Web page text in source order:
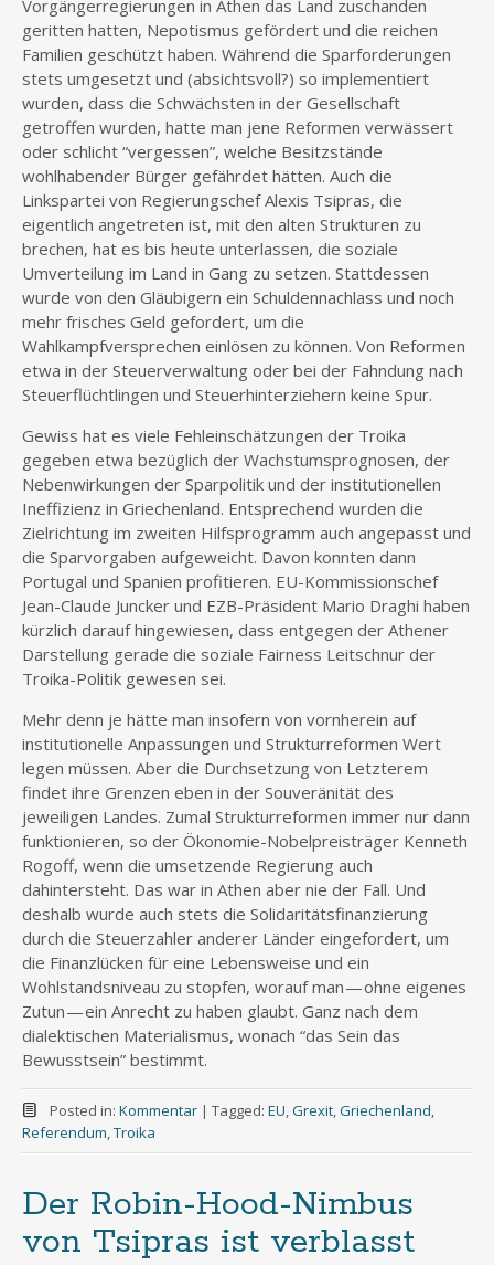
Vorgängerregierungen in Athen das Land zuschanden
geritten hatten, Nepotismus gefördert und die reichen
Familien geschützt haben. Während die Sparforderungen
stets umgesetzt und (absichtsvoll?) so implementiert
wurden, dass die Schwächsten in der Gesellschaft
getroffen wurden, hatte man jene Reformen verwässert
oder schlicht “vergessen”, welche Besitzstände
wohlhabender Bürger gefährdet hätten. Auch die
Linkspartei von Regierungschef Alexis Tsipras, die
eigentlich angetreten ist, mit den alten Strukturen zu
brechen, hat es bis heute unterlassen, die soziale
Umverteilung im Land in Gang zu setzen. Stattdessen
wurde von den Gläubigern ein Schuldennachlass und noch
mehr frisches Geld gefordert, um die
Wahlkampfversprechen einlösen zu können. Von Reformen
etwa in der Steuerverwaltung oder bei der Fahndung nach
Steuerflüchtlingen und Steuerhinterziehern keine Spur.
Gewiss hat es viele Fehleinschätzungen der Troika
gegeben etwa bezüglich der Wachstumsprognosen, der
Nebenwirkungen der Sparpolitik und der institutionellen
Ineffizienz in Griechenland. Entsprechend wurden die
Zielrichtung im zweiten Hilfsprogramm auch angepasst und
die Sparvorgaben aufgeweicht. Davon konnten dann
Portugal und Spanien profitieren. EU-Kommissionschef
Jean-Claude Juncker und EZB-Präsident Mario Draghi haben
kürzlich darauf hingewiesen, dass entgegen der Athener
Darstellung gerade die soziale Fairness Leitschnur der
Troika-Politik gewesen sei.
Mehr denn je hätte man insofern von vornherein auf
institutionelle Anpassungen und Strukturreformen Wert
legen müssen. Aber die Durchsetzung von Letzterem
findet ihre Grenzen eben in der Souveränität des
jeweiligen Landes. Zumal Strukturreformen immer nur dann
funktionieren, so der Ökonomie-Nobelpreisträger Kenneth
Rogoff, wenn die umsetzende Regierung auch
dahintersteht. Das war in Athen aber nie der Fall. Und
deshalb wurde auch stets die Solidaritätsfinanzierung
durch die Steuerzahler anderer Länder eingefordert, um
die Finanzlücken für eine Lebensweise und ein
Wohlstandsniveau zu stopfen, worauf man — ohne eigenes
Zutun — ein Anrecht zu haben glaubt. Ganz nach dem
dialektischen Materialismus, wonach “das Sein das
Bewusstsein” bestimmt.
Posted in: Kommentar | Tagged: EU,Grexit,Griechenland,
Referendum,Troika
Der Robin-Hood-Nimbus
von Tsipras ist verblasst